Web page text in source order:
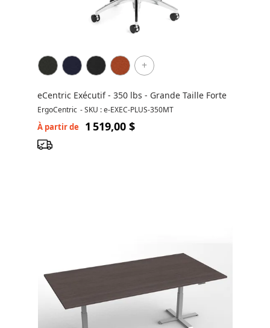
+
eCentric Exécutif - 350 lbs - Grande Taille Forte
ErgoCentric -SKU : e-EXEC-PLUS-350MT
À partir de 1 519,00 $